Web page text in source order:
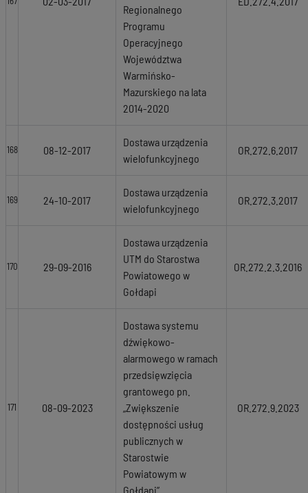
Regionalnego
Programu
Operacyjnego
Województwa
Warmińsko-
Mazurskiego na lata
2014-2020
168 08-12-2017
Dostawa urządzenia
wielofunkcyjnego
OR.272.6.2017
169 24-10-2017
Dostawa urządzenia
wielofunkcyjnego
OR.272.3.2017
170 29-09-2016
Dostawa urządzenia
UTM do Starostwa
Powiatowego w
Gołdapi
OR.272.2.3.2016
171 08-09-2023
Dostawa systemu
dźwiękowo-
alarmowego w ramach
przedsięwzięcia
grantowego pn.
„Zwiększenie
dostępności usług
publicznych w
Starostwie
Powiatowym w
Gołdapi”
OR.272.9.2023